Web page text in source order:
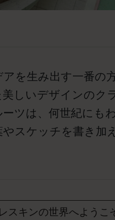
を生み出す一番の
しいデザインのク
ツは、何世紀にも
スケッチを書き加
スキンの世界へようこ